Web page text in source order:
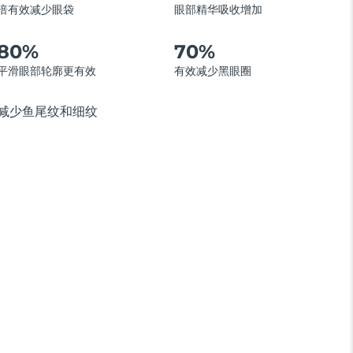
有效减少眼袋 眼部精华吸收增加
滑眼部轮廓更有效
70%
有效减少黑眼圈
少鱼尾纹和细纹